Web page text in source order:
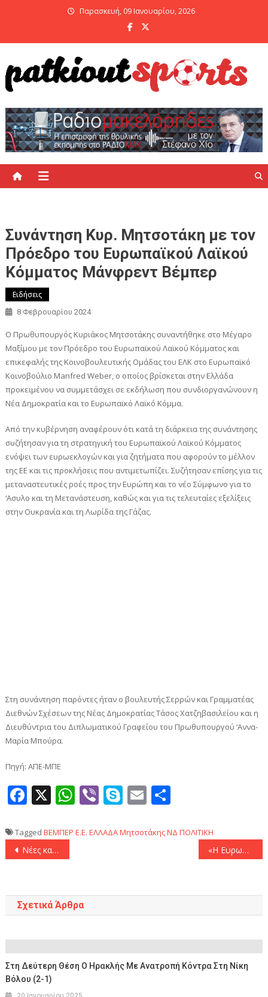
Παρασκευή, 09 Ιανουαρίου, 2026
Συνάντηση Κυρ. Μητσοτάκη με τον
Πρόεδρο του Ευρωπαϊκού Λαϊκού
Κόμματος Μάνφρεντ Βέμπερ
Ειδήσεις
8 Φεβρουαρίου 2024
Ο Πρωθυπουργός Κυριάκος Μητσοτάκης συναντήθηκε στο Μέγαρο
Μαξίμου με τον Πρόεδρο του Ευρωπαϊκού Λαϊκού Κόμματος και
επικεφαλής της Κοινοβουλευτικής Ομάδας του ΕΛΚ στο Ευρωπαϊκό
Κοινοβούλιο Manfred Weber, ο οποίος βρίσκεται στην Ελλάδα
προκειμένου να συμμετάσχει σε εκδήλωση που συνδιοργανώνουν η
Νέα Δημοκρατία και το Ευρωπαϊκό Λαϊκό Κόμμα.
Από την κυβέρνηση αναφέρουν ότι κατά τη διάρκεια της συνάντησης
συζήτησαν για τη στρατηγική του Ευρωπαϊκού Λαϊκού Κόμματος
ενόψει των ευρωεκλογών και για ζητήματα που αφορούν το μέλλον
της ΕΕ και τις προκλήσεις που αντιμετωπίζει. Συζήτησαν επίσης για τις
μεταναστευτικές ροές προς την Ευρώπη και το νέο Σύμφωνο για το
‘Ασυλο και τη Μετανάστευση, καθώς και για τις τελευταίες εξελίξεις
στην Ουκρανία και τη Λωρίδα της Γάζας.
Στη συνάντηση παρόντες ήταν ο βουλευτής Σερρών και Γραμματέας
Διεθνών Σχέσεων της Νέας Δημοκρατίας Τάσος Χατζηβασιλείου και η
Διευθύντρια του Διπλωματικού Γραφείου του Πρωθυπουργού ‘Αννα-
Μαρία Μπούρα.
Πηγή: ΑΠΕ-ΜΠΕ
Facebook
X WhatsApp
ViberSkype
Email
Tagged ΒΕΜΠΕΡ Ε.Ε. ΕΛΛΑΔΑΜητσοτάκηςΝΔ ΠΟΛΙΤΙΚΗ
Πλοήγηση
Νέες καταβολές πρώτης αρωγής – Μέχρι σήμερα έχουν καταβληθεί 154 εκατ. ευρώ σε περισσότερους από 45.000 αιτούντες «Η Eυρωπαϊκή Εισαγγελία απέρριψε την υπόθεση κατά της ευρωβουλευτή Μαρίας Σπυράκη» – Μ. Σπυράκη: «Η αλήθεια έλαμψε»
Σχετικά Άρθρα
Στη Δεύτερη Θέση Ο Ηρακλής Με Ανατροπή Κόντρα Στη Νίκη
Βόλου (2-1)